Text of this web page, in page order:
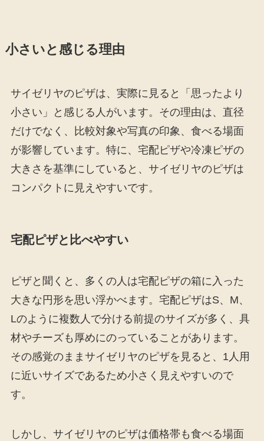
小さいと感じる理由
サイゼリヤのピザは、実際に見ると「思ったより
小さい」と感じる人がいます。その理由は、直径
だけでなく、比較対象や写真の印象、食べる場面
が影響しています。特に、宅配ピザや冷凍ピザの
大きさを基準にしていると、サイゼリヤのピザは
コンパクトに見えやすいです。
宅配ピザと比べやすい
ピザと聞くと、多くの人は宅配ピザの箱に入った
大きな円形を思い浮かべます。宅配ピザはS、M、
Lのように複数人で分ける前提のサイズが多く、具
材やチーズも厚めにのっていることがあります。
その感覚のままサイゼリヤのピザを見ると、1人用
に近いサイズであるため小さく見えやすいので
す。
しかし、サイゼリヤのピザは価格帯も食べる場面